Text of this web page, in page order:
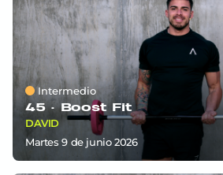
Intermedio
45 ·Boost Fit
DAVID
martes 9de junio 2026